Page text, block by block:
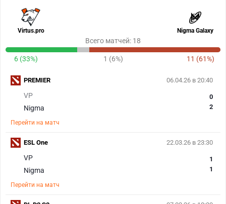
Virtus.pro Nigma Galaxy
Всего матчей: 18
6 (33%) 1 (6%) 11 (61%)
06.04.26 в 20:40
VP
Nigma
0
2
Перейти на матч
PREMIER
22.03.26 в 23:30
VP
Nigma
1
1
Перейти на матч
ESL One